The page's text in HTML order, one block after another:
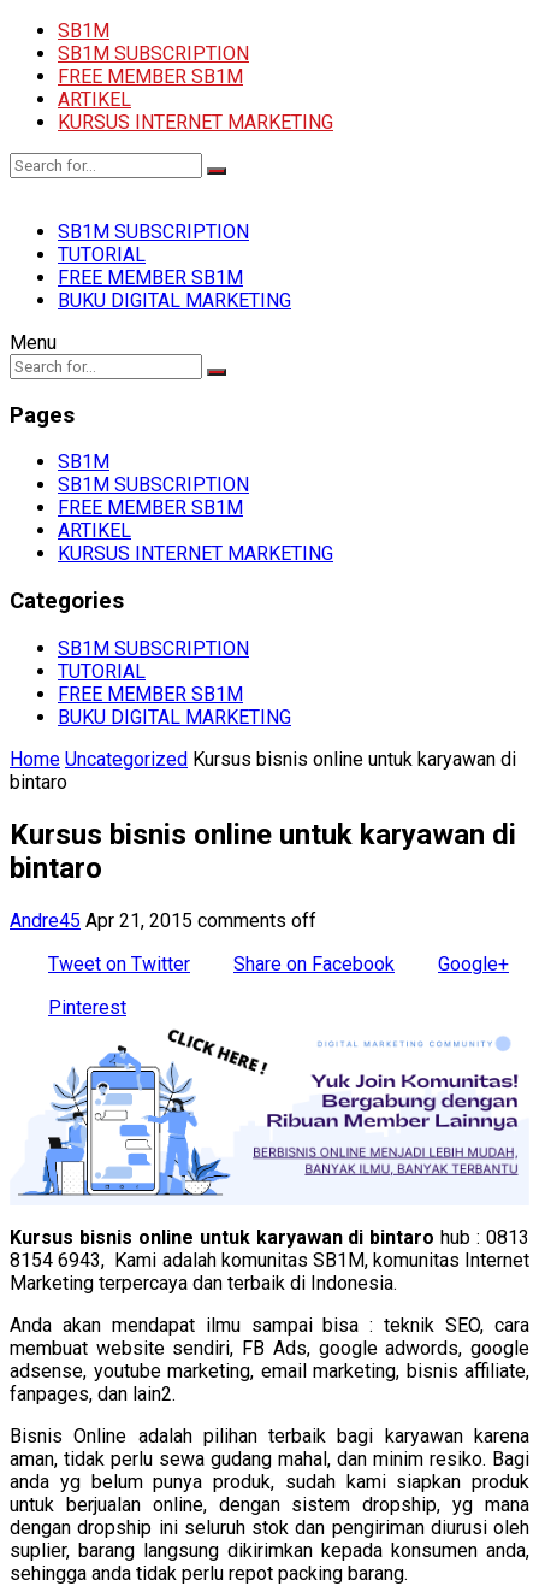
SB1M
SB1M SUBSCRIPTION
FREE MEMBER SB1M
ARTIKEL
KURSUS INTERNET MARKETING
SB1M SUBSCRIPTION
TUTORIAL
FREE MEMBER SB1M
BUKU DIGITAL MARKETING
Menu
Pages
SB1M
SB1M SUBSCRIPTION
FREE MEMBER SB1M
ARTIKEL
KURSUS INTERNET MARKETING
Categories
SB1M SUBSCRIPTION
TUTORIAL
FREE MEMBER SB1M
BUKU DIGITAL MARKETING
Home Uncategorized Kursus bisnis online untuk karyawan di
bintaro
Kursus bisnis online untuk karyawan di
bintaro
Andre45 Apr 21, 2015 comments off
Tweet on Twitter
Share on Facebook
Google+
Pinterest
Kursus bisnis online untuk karyawan di bintarohub : 0813
8154 6943, Kami adalah komunitas SB1M, komunitas Internet
Marketing terpercaya dan terbaik di Indonesia.
Anda akan mendapat ilmu sampai bisa : teknik SEO, cara
membuat website sendiri, FB Ads, google adwords, google
adsense, youtube marketing, email marketing, bisnis affiliate,
fanpages, dan lain2.
Bisnis Online adalah pilihan terbaik bagi karyawan karena
aman, tidak perlu sewa gudang mahal, dan minim resiko. Bagi
anda yg belum punya produk, sudah kami siapkan produk
untuk berjualan online, dengan sistem dropship, yg mana
dengan dropship ini seluruh stok dan pengiriman diurusi oleh
suplier, barang langsung dikirimkan kepada konsumen anda,
sehingga anda tidak perlu repot packing barang.